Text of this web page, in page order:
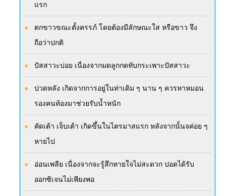
แรก
ตกขาวขณะตั้งครรภ์ โดยต้องมีลักษณะใส หรือขาว จึง
ถือว่าปกติ
ปัสสาวะบ่อย เนื่องจากมดลูกกดทับกระเพาะปัสสาวะ
ปวดหลัง เกิดจากการอยู่ในท่าเดิม ๆ นาน ๆ ควรหาหมอน
รองคนท้องมาช่วยรับน้ำหนัก
คัดเต้า เจ็บเต้า เกิดขึ้นในไตรมาสแรก หลังจากนั้นจค่อย ๆ
หายไป
อ่อนเพลีย เนื่องจากจะรู้สึกหายใจไม่สะดวก ปอดได้รับ
ออกซิเจนไม่เพียงพอ